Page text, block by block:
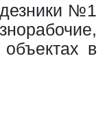
№1
в